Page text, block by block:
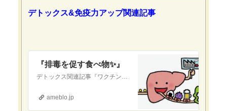
デトックス&免疫力アップ関連記事
『排毒を促す食べ物✨』
ameblo.jp